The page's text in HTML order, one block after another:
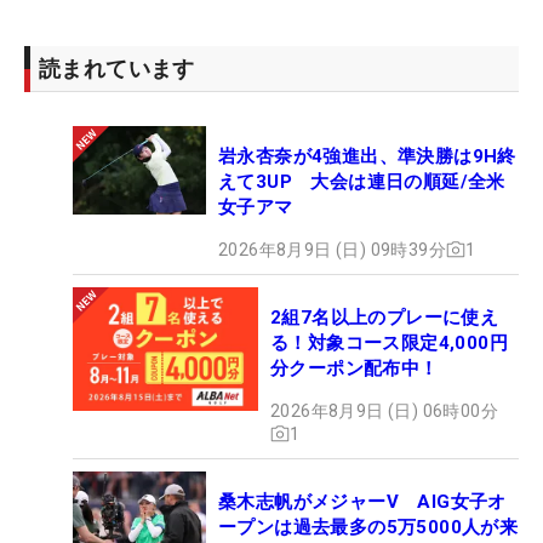
読まれています
岩永杏奈が4強進出、準決勝は9H終
えて3UP 大会は連日の順延/全米
女子アマ
2026年8月9日 (日) 09時39分 1
2組7名以上のプレーに使え
る！対象コース限定4,000円
分クーポン配布中！
2026年8月9日 (日) 06時00分
1
桑木志帆がメジャーV AIG女子オ
ープンは過去最多の5万5000人が来